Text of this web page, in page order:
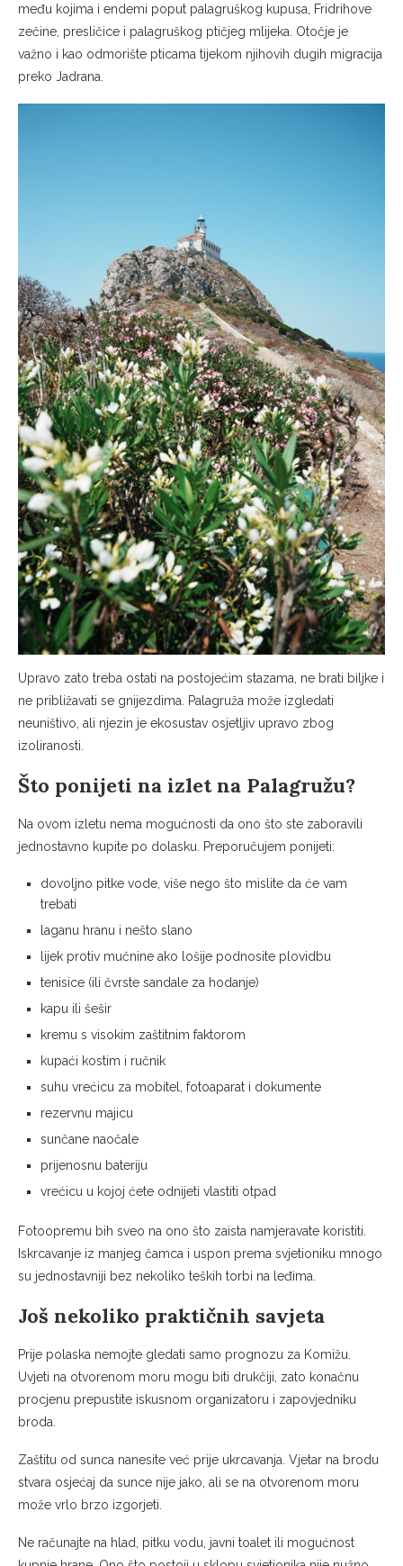
među kojima i endemi poput palagruškog kupusa, Fridrihove
zečine, presličice i palagruškog ptičjeg mlijeka. Otočje je
važno i kao odmorište pticama tijekom njihovih dugih migracija
preko Jadrana.
Upravo zato treba ostati na postojećim stazama, ne brati biljke i
ne približavati se gnijezdima. Palagruža može izgledati
neuništivo, ali njezin je ekosustav osjetljiv upravo zbog
izoliranosti.
Što ponijeti na izlet na Palagružu?
Na ovom izletu nema mogućnosti da ono što ste zaboravili
jednostavno kupite po dolasku. Preporučujem ponijeti:
dovoljno pitke vode, više nego što mislite da će vam
trebati
laganu hranu i nešto slano
lijek protiv mučnine ako lošije podnosite plovidbu
tenisice (ili čvrste sandale za hodanje)
kapu ili šešir
kremu s visokim zaštitnim faktorom
kupaći kostim i ručnik
suhu vrećicu za mobitel, fotoaparat i dokumente
rezervnu majicu
sunčane naočale
prijenosnu bateriju
vrećicu u kojoj ćete odnijeti vlastiti otpad
Fotoopremu bih sveo na ono što zaista namjeravate koristiti.
Iskrcavanje iz manjeg čamca i uspon prema svjetioniku mnogo
su jednostavniji bez nekoliko teških torbi na leđima.
Još nekoliko praktičnih savjeta
Prije polaska nemojte gledati samo prognozu za Komižu.
Uvjeti na otvorenom moru mogu biti drukčiji, zato konačnu
procjenu prepustite iskusnom organizatoru i zapovjedniku
broda.
Zaštitu od sunca nanesite već prije ukrcavanja. Vjetar na brodu
stvara osjećaj da sunce nije jako, ali se na otvorenom moru
može vrlo brzo izgorjeti.
Ne računajte na hlad, pitku vodu, javni toalet ili mogućnost